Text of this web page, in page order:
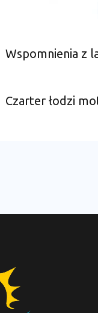
Wspomnienia z
Czarter łodzi